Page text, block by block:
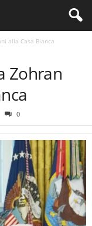
alla Casa Bianca
Zohran
0